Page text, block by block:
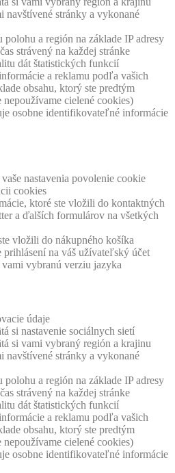
navštívené stránky a vykonané
polohu a región na základe IP adresy
strávený na každej stránke
dát štatistických funkcií
a reklamu podľa vašich
obsahu, ktorý ste predtým
cielené cookies)
osobne identifikovateľné informácie
nastavenia povolenie cookie
cookies
ktoré ste vložili do kontaktných
a ďalších formulárov na všetkých
vložili do nákupného košíka
prihlásení na váš užívateľský účet
vybranú verziu jazyka
údaje
si nastavenie sociálnych sietí
si vami vybraný región a krajinu
navštívené stránky a vykonané
polohu a región na základe IP adresy
strávený na každej stránke
dát štatistických funkcií
a reklamu podľa vašich
obsahu, ktorý ste predtým
cielené cookies)
osobne identifikovateľné informácie